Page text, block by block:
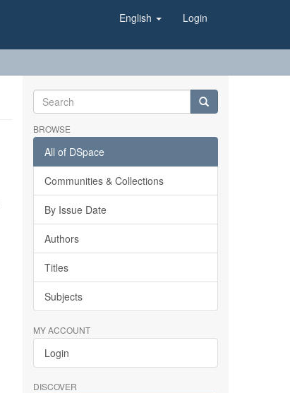
English Login
BROWSE
All of DSpace
Communities & Collections
By Issue Date
Authors
Titles
Subjects
MY ACCOUNT
Login
DISCOVER